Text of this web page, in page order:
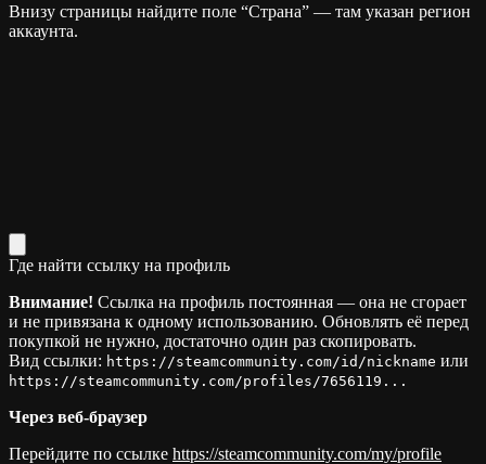
Внизу страницы найдите поле “Страна” — там указан регион
аккаунта.
Где найти ссылку на профиль
Внимание! Ссылка на профиль постоянная — она не сгорает
и не привязана к одному использованию. Обновлять её перед
покупкой не нужно, достаточно один раз скопировать.
Вид ссылки: https://steamcommunity.com/id/nickname или
https://steamcommunity.com/profiles/7656119...
Через веб-браузер
Перейдите по ссылке https://steamcommunity.com/my/profile